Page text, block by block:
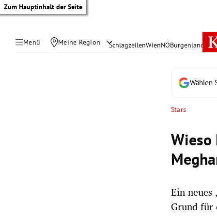
Zum Hauptinhalt der Seite
Menü Meine Region SchlagzeilenWienNÖBurgenland
Wählen
Stars
Wieso
Ein
Grund für